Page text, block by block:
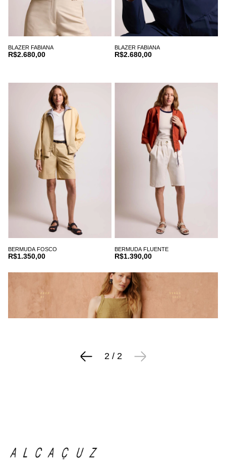
BLAZER FABIANA
R$2.680,00
BLAZER FABIANA
R$2.680,00
BERMUDA FOSCO
R$1.350,00
BERMUDA FLUENTE
R$1.390,00
2 / 2